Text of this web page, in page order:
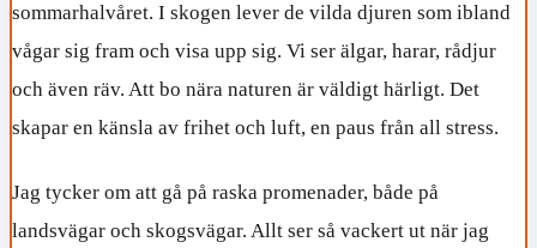
sommarhalvåret. I skogen lever de vilda djuren som ibland
vågar sig fram och visa upp sig. Vi ser älgar, harar, rådjur
och även räv. Att bo nära naturen är väldigt härligt. Det
skapar en känsla av frihet och luft, en paus från all stress.
Jag tycker om att gå på raska promenader, både på
landsvägar och skogsvägar. Allt ser så vackert ut när jag